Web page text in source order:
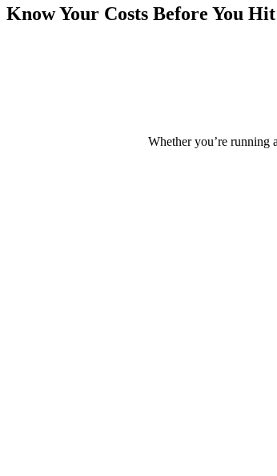
Know Your Costs Before You
Whether you’re running